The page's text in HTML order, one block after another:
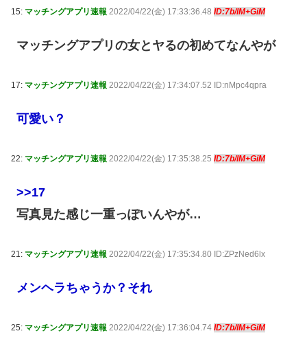
15: マッチングアプリ速報 2022/04/22(金) 17:33:36.48 ID:7b/lM+GiM
マッチングアプリの女とヤるの初めてなんやが
17: マッチングアプリ速報 2022/04/22(金) 17:34:07.52 ID:nMpc4qpra
可愛い？
22: マッチングアプリ速報 2022/04/22(金) 17:35:38.25 ID:7b/lM+GiM
>>17
写真見た感じ一重っぽいんやが…
21: マッチングアプリ速報 2022/04/22(金) 17:35:34.80 ID:ZPzNed6lx
メンヘラちゃうか？それ
25: マッチングアプリ速報 2022/04/22(金) 17:36:04.74 ID:7b/lM+GiM